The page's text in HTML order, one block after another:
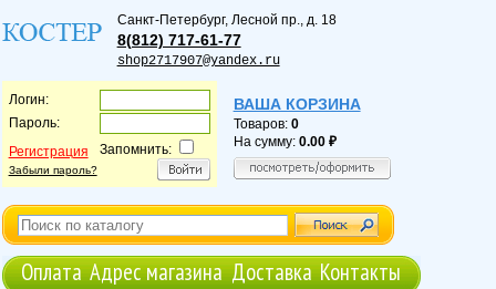
Санкт-Петербург, Лесной пр., д. 18
8(812) 717-61-77
shop2717907@yandex.ru
Логин:
Пароль:
Регистрация
Забыли пароль?
Запомнить:
ВАША КОРЗИНА
Товаров: 0
На сумму: 0.00
Оплата Адрес магазина Доставка Контакты